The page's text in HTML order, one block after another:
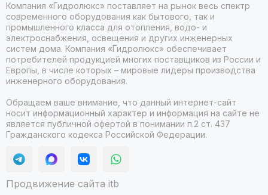
Компания «Гидролюкс» поставляет на рынок весь спектр
современного оборудования как бытового, так и
промышленного класса для отопления, водо- и
электроснабжения, освещения и других инженерных
систем дома. Компания «Гидролюкс» обеспечивает
потребителей продукцией многих поставщиков из России и
Европы, в числе которых – мировые лидеры производства
инженерного оборудования.
Обращаем ваше внимание, что данный интернет-сайт
носит информационный характер и информация на сайте не
является публичной офертой в понимании п.2 ст. 437
Гражданского кодекса Российской Федерации.
Продвижение сайта itb